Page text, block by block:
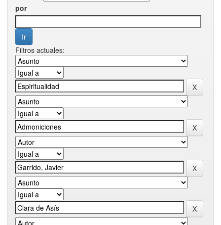
por
Filtros actuales: